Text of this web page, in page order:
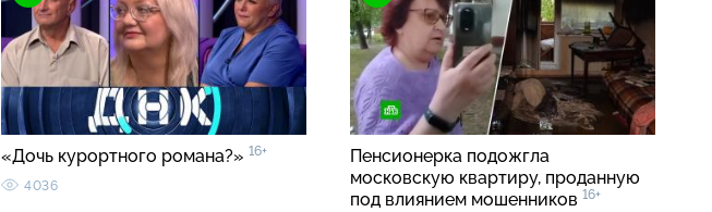
«Дочь курортного романа?» 16+
4036
Пенсионерка подожгла
московскую квартиру, проданную
под влиянием мошенников 16+